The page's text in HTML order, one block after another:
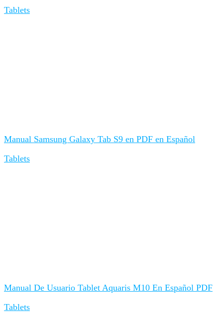
Tablets
Manual Samsung Galaxy Tab S9 en PDF en Español
Tablets
Manual De Usuario Tablet Aquaris M10 En Español PDF
Tablets